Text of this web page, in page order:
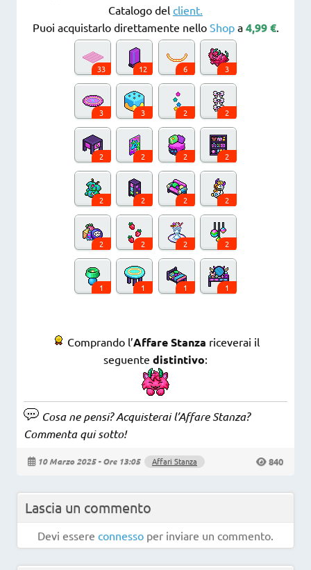
Catalogo del client.
Puoi acquistarlo direttamente nello Shopa 4,99 €.
33 12 6 3
3 3 2 2
2 2 2 2
2 2 2 2
2 2 2 2
1 1 1 1
Comprando l’Affare Stanza riceverai il
seguente distintivo:
Cosa ne pensi? Acquisterai l’Affare Stanza?
Commenta qui sotto!
10 Marzo 2025 - Ore 13:05 Affari Stanza 840
Lascia un commento
Devi essere connesso per inviare un commento.